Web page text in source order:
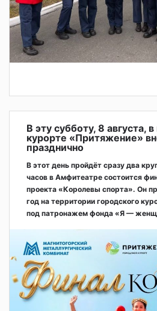
В эту субботу, 8 августа,
курорте «Притяжение»
празднично
В этот день пройдёт сразу два
часов в Амфитеатре состоится
проекта «Королевы спорта». Он
год на территории городского
под патронажем фонда «Я —